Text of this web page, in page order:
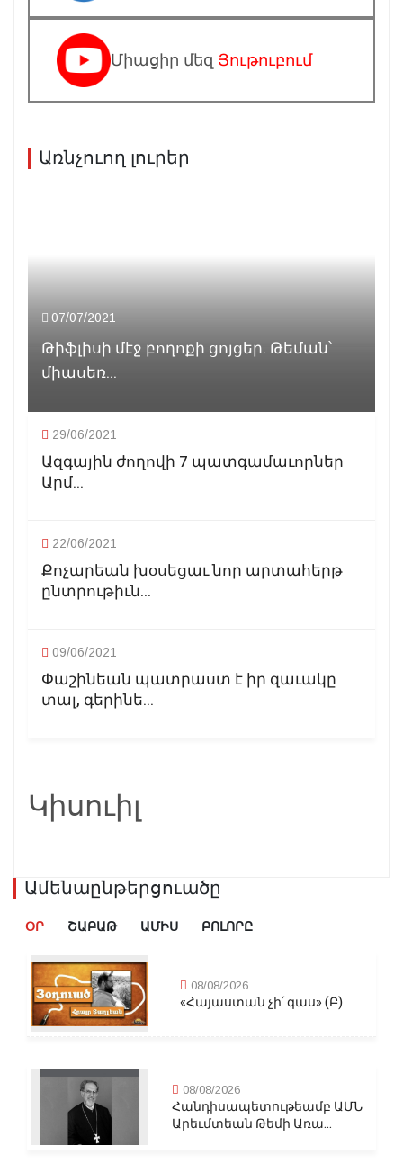
Միացիր մեզ Յութուբում
Առնչուող լուրեր
07/07/2021
Թիֆլիսի մէջ բողոքի ցոյցեր. Թեման՝
միասեռ...
29/06/2021
Ազգային ժողովի 7 պատգամաւորներ
Արմ...
22/06/2021
Քոչարեան խօսեցաւ նոր արտահերթ
ընտրութիւն...
09/06/2021
Փաշինեան պատրաստ է իր զաւակը
տալ, գերինե...
Կիսուիլ
Ամենաընթերցուածը
ՕՐ ՇԱԲԱԹ ԱՄԻՍ ԲՈԼՈՐԸ
08/08/2026
«Հայաստան չի՛ գաս» (Բ)
08/08/2026
Հանդիսապետութեամբ ԱՄՆ
Արեւմտեան Թեմի Առա...